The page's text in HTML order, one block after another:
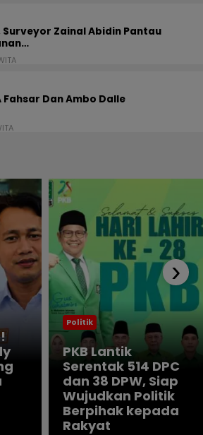
Surveyor Zainal Abidin Pantau
Dan Ambo Dalle
Politik
PKB Lantik
Serentak 514 DPC
dan 38 DPW, Siap
Wujudkan Politik
Berpihak kepada
Rakyat
›